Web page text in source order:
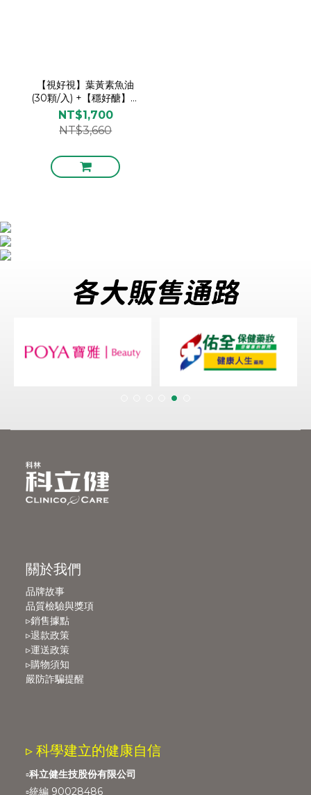
【視好視】葉黃素魚油
(30顆/入) +【穩好醣】白
腎豆仙人掌 (60顆/入)
NT$1,700
NT$3,660
關於我們
品牌故事
品質檢驗與獎項
▹銷售據點
▹退款政策
▹運送政策
▹購物須知
嚴防詐騙提醒
▹ 科學建立的健康自信
▫️科立健生技股份有限公司
▫️統編 90028486